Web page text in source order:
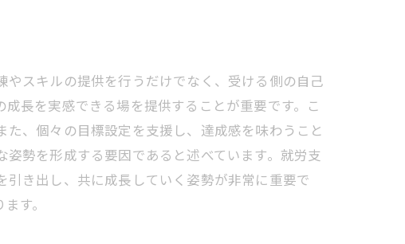
スキルの提供を行うだけでなく、受ける側の自己
長を実感できる場を提供することが重要です。こ
、個々の目標設定を支援し、達成感を味わうこと
勢を形成する要因であると述べています。就労支
き出し、共に成長していく姿勢が非常に重要で
す。